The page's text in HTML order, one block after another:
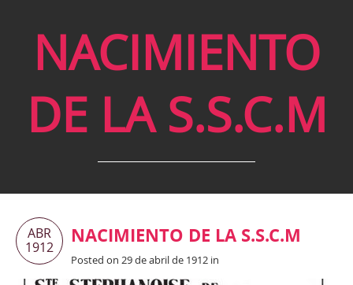
NACIMIENTO
DE LA S.S.C.M
ABR
1912
NACIMIENTO DE LA S.S.C.M
Posted on 29 de abril de 1912 in